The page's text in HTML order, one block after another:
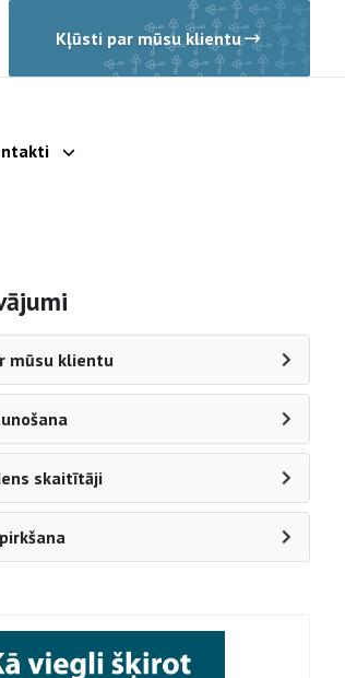
Kļūsti par mūsu klientu
Parādīt apakšizvēlni
mūsu klientu
skaitītāji